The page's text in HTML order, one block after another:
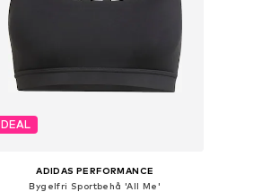
DEAL
ADIDAS PERFORMANCE
Bygelfri Sportbehå 'All Me'